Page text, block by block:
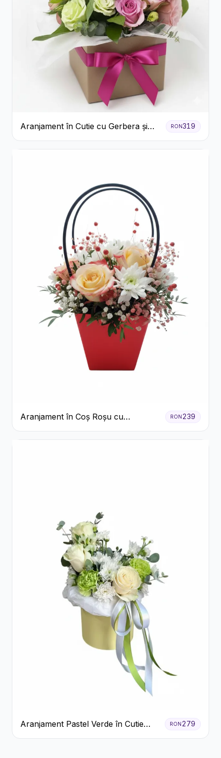
Aranjament în Cutie cu Gerbera și
Trandafiri Roz
RON319
Aranjament în Coș Roșu cu
Trandafiri și Crizanteme Albe
RON239
Aranjament Pastel Verde în Cutie
Galben Pal
RON279